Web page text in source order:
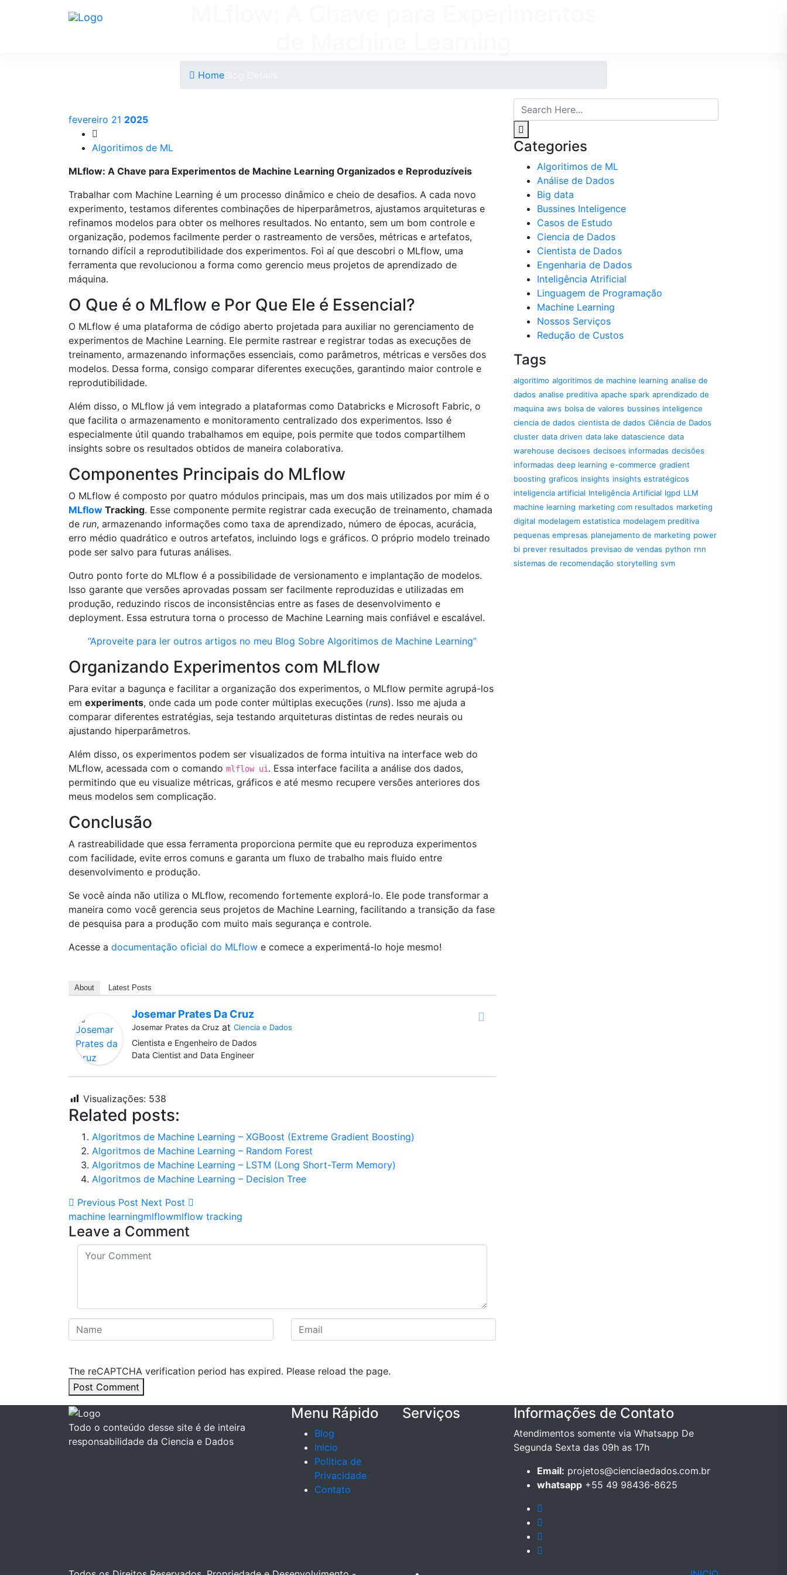
Home
fevereiro 21 2025
Algoritimos de ML
MLflow: A Chave para Experimentos de Machine Learning Organizados e Reproduzíveis
Trabalhar com Machine Learning é um processo dinâmico e cheio de desafios. A cada novo
experimento, testamos diferentes combinações de hiperparâmetros, ajustamos arquiteturas e
refinamos modelos para obter os melhores resultados. No entanto, sem um bom controle e
organização, podemos facilmente perder o rastreamento de versões, métricas e artefatos,
tornando difícil a reprodutibilidade dos experimentos. Foi aí que descobri o MLflow, uma
ferramenta que revolucionou a forma como gerencio meus projetos de aprendizado de
máquina.
O Que é o MLflow e Por Que Ele é Essencial?
O MLflow é uma plataforma de código aberto projetada para auxiliar no gerenciamento de
experimentos de Machine Learning. Ele permite rastrear e registrar todas as execuções de
treinamento, armazenando informações essenciais, como parâmetros, métricas e versões dos
modelos. Dessa forma, consigo comparar diferentes execuções, garantindo maior controle e
reprodutibilidade.
Além disso, o MLflow já vem integrado a plataformas como Databricks e Microsoft Fabric, o
que facilita o armazenamento e monitoramento centralizado dos experimentos. Isso é
especialmente útil quando trabalhamos em equipe, pois permite que todos compartilhem
insights sobre os resultados obtidos de maneira colaborativa.
Componentes Principais do MLflow
O MLflow é composto por quatro módulos principais, mas um dos mais utilizados por mim é o
MLflow Tracking. Esse componente permite registrar cada execução de treinamento, chamada
de run, armazenando informações como taxa de aprendizado, número de épocas, acurácia,
erro médio quadrático e outros artefatos, incluindo logs e gráficos. O próprio modelo treinado
pode ser salvo para futuras análises.
Outro ponto forte do MLflow é a possibilidade de versionamento e implantação de modelos.
Isso garante que versões aprovadas possam ser facilmente reproduzidas e utilizadas em
produção, reduzindo riscos de inconsistências entre as fases de desenvolvimento e
deployment. Essa estrutura torna o processo de Machine Learning mais confiável e escalável.
“Aproveite para ler outros artigos no meu Blog Sobre Algoritimos de Machine Learning”
Organizando Experimentos com MLflow
Para evitar a bagunça e facilitar a organização dos experimentos, o MLflow permite agrupá-los
em experiments, onde cada um pode conter múltiplas execuções (runs). Isso me ajuda a
comparar diferentes estratégias, seja testando arquiteturas distintas de redes neurais ou
ajustando hiperparâmetros.
Além disso, os experimentos podem ser visualizados de forma intuitiva na interface web do
MLflow, acessada com o comando mlflow ui . Essa interface facilita a análise dos dados,
permitindo que eu visualize métricas, gráficos e até mesmo recupere versões anteriores dos
meus modelos sem complicação.
Conclusão
A rastreabilidade que essa ferramenta proporciona permite que eu reproduza experimentos
com facilidade, evite erros comuns e garanta um fluxo de trabalho mais fluido entre
desenvolvimento e produção.
Se você ainda não utiliza o MLflow, recomendo fortemente explorá-lo. Ele pode transformar a
maneira como você gerencia seus projetos de Machine Learning, facilitando a transição da fase
de pesquisa para a produção com muito mais segurança e controle.
Acesse a documentação oficial do MLflow e comece a experimentá-lo hoje mesmo!
About Latest Posts
Josemar Prates Da Cruz
Josemar Prates da Cruz at Ciencia e Dados
Cientista e Engenheiro de Dados
Data Cientist and Data Engineer
Visualizações: 538
Related posts:
Algoritmos de Machine Learning – XGBoost (Extreme Gradient Boosting)
Algoritmos de Machine Learning – Random Forest
Algoritmos de Machine Learning – LSTM (Long Short-Term Memory)
Algoritmos de Machine Learning – Decision Tree
Previous Post Next Post
machine learningmlflowmlflow tracking
Leave a Comment
The reCAPTCHA verification period has expired. Please reload the page.
Post Comment
Categories
Algoritimos de ML
Análise de Dados
Big data
Bussines Inteligence
Casos de Estudo
Ciencia de Dados
Cientista de Dados
Engenharia de Dados
Inteligência Atrificial
Linguagem de Programação
Machine Learning
Nossos Serviços
Redução de Custos
Tags
algoritimo algoritimos de machine learning analise de
dados analise preditiva apache spark aprendizado de
maquina aws bolsa de valores bussines inteligence
ciencia de dados cientista de dados Ciência de Dados
cluster data driven data lake datascience data
warehouse decisoes decisoes informadas decisões
informadas deep learning e-commerce gradient
boosting graficos insights insights estratégicos
inteligencia artificial Inteligência Artificial lgpd LLM
machine learning marketing com resultados marketing
digital modelagem estatistica modelagem preditiva
pequenas empresas planejamento de marketing power
bi prever resultados previsao de vendas python rnn
sistemas de recomendação storytelling svm
Todo o conteúdo desse site é de inteira
responsabilidade da Ciencia e Dados
Menu Rápido
Blog
Inicio
Politica de
Privacidade
Contato
Serviços Informações de Contato
Atendimentos somente via Whatsapp De
Segunda Sexta das 09h as 17h
Email: projetos@cienciaedados.com.br
whatsapp +55 49 98436-8625